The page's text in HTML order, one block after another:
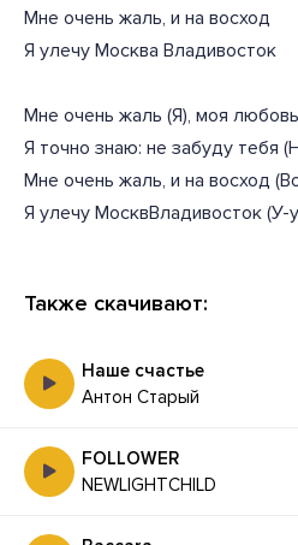
Мне очень жаль, и на восход
Я улечу Москва Владивосток
Мне очень жаль (Я), моя
Я точно знаю: не забуду тебя
Мне очень жаль, и на восход
Я улечу МосквВладивосток (У-
Также скачивают:
Наше счастье
Антон Старый
FOLLOWER
NEWLIGHTCHILD